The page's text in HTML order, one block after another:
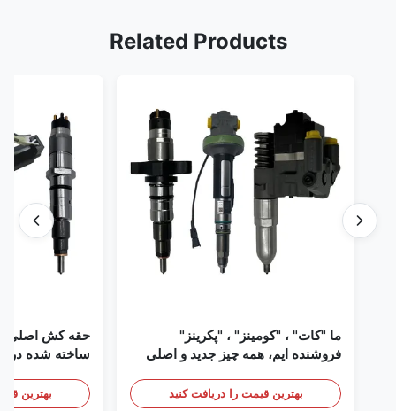
Related Products
ما "کات" ، "کومینز" ، "پکرینز"
فروشنده ایم، همه چیز جدید و اصلی
بهترین قیمت را دریافت کنید
حقه کش اصلی
ساخته شده در
بهترین